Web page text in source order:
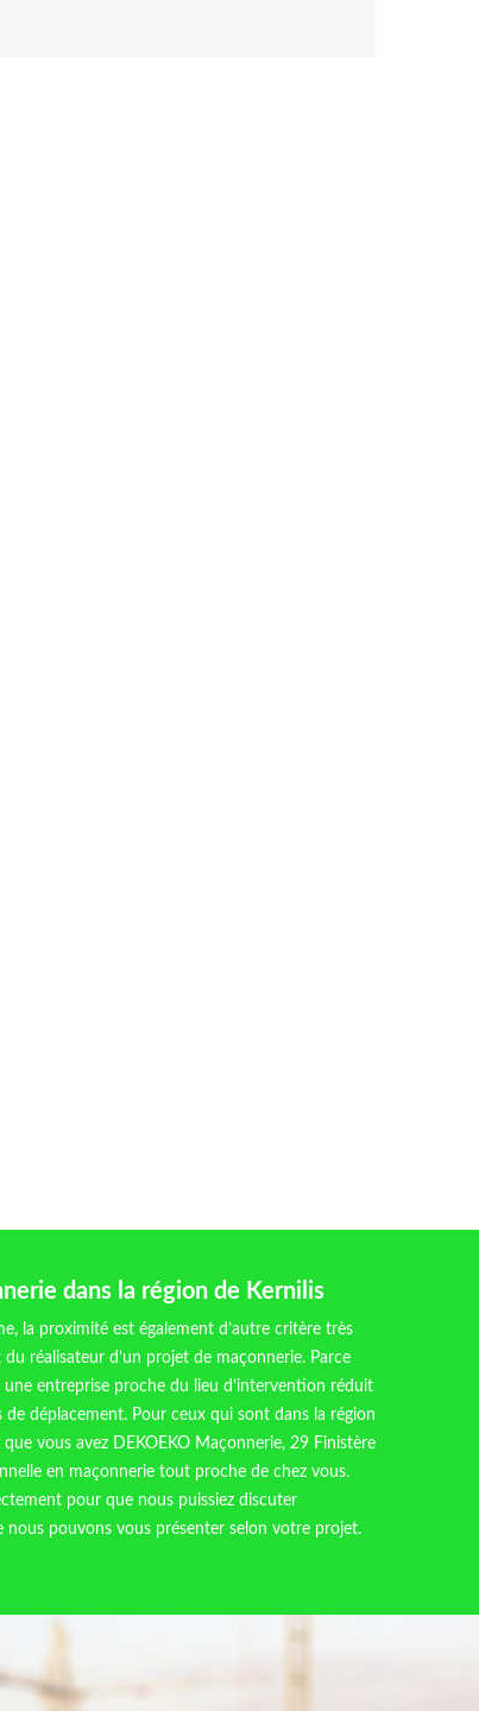
dans la région de Kernilis
la proximité est également d’autre critère très
réalisateur d’un projet de maçonnerie. Parce
entreprise proche du lieu d’intervention réduit
déplacement. Pour ceux qui sont dans la région
vous avez DEKOEKO Maçonnerie, 29 Finistère
en maçonnerie tout proche de chez vous.
pour que nous puissiez discuter
nous pouvons vous présenter selon votre projet.